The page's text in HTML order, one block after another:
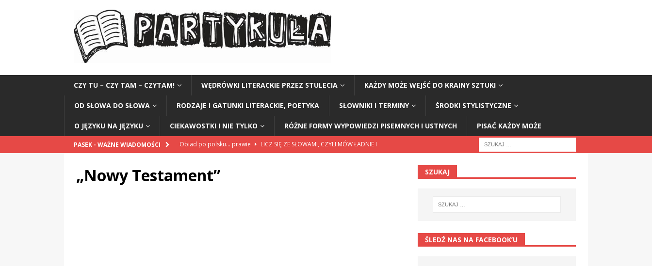
CZY TU – CZY TAM – CZYTAM! WĘDRÓWKI LITERACKIE PRZEZ STULECIA KAŻDY MOŻE WEJŚĆ DO KRAINY SZTUKI
OD SŁOWA DO SŁOWA RODZAJE I GATUNKI LITERACKIE, POETYKA SŁOWNIKI I TERMINY ŚRODKI STYLISTYCZNE
O JĘZYKU NA JĘZYKU CIEKAWOSTKI I NIE TYLKO RÓŻNE FORMY WYPOWIEDZI PISEMNYCH I USTNYCH PISAĆ KAŻDY MOŻE
PASEK - WAŻNE WIADOMOŚCI Obiad po polsku… prawie
LICZ SIĘ ZE SŁOWAMI, CZYLI MÓW ŁADNIE I
„Kompania 1114”
„Nowy Testament” SZUKAJ
ŚLEDŹ NAS NA FACEBOOK’U